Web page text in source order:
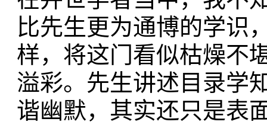
比先生更为通博的学识
样，将这门看似枯燥不
溢彩。先生讲述目录学
谐幽默，其实还只是表